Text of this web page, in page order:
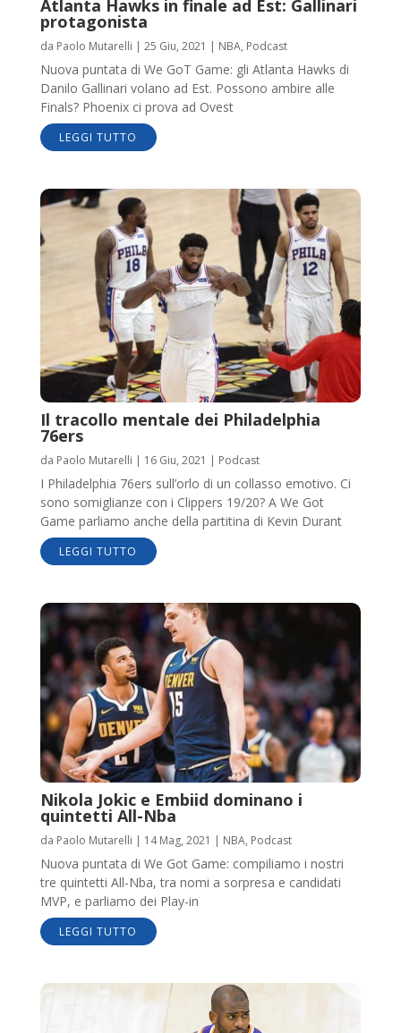
Atlanta Hawks in finale ad Est: Gallinari
protagonista
da Paolo Mutarelli | 25 Giu, 2021 | NBA, Podcast
Nuova puntata di We GoT Game: gli Atlanta Hawks di
Danilo Gallinari volano ad Est. Possono ambire alle
Finals? Phoenix ci prova ad Ovest
LEGGI TUTTO
Il tracollo mentale dei Philadelphia
76ers
da Paolo Mutarelli | 16 Giu, 2021 | Podcast
I Philadelphia 76ers sull’orlo di un collasso emotivo. Ci
sono somiglianze con i Clippers 19/20? A We Got
Game parliamo anche della partitina di Kevin Durant
LEGGI TUTTO
Nikola Jokic e Embiid dominano i
quintetti All-Nba
da Paolo Mutarelli | 14 Mag, 2021 | NBA, Podcast
Nuova puntata di We Got Game: compiliamo i nostri
tre quintetti All-Nba, tra nomi a sorpresa e candidati
MVP, e parliamo dei Play-in
LEGGI TUTTO